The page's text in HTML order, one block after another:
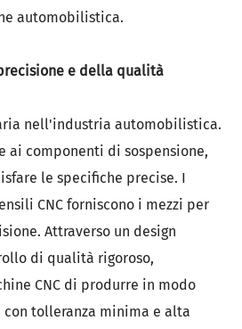
automobilistica.
e della qualità
nell'industria automobilistica.
ai componenti di sospensione,
le specifiche precise. I
CNC forniscono i mezzi per
Attraverso un design
di qualità rigoroso,
CNC di produrre in modo
tolleranza minima e alta